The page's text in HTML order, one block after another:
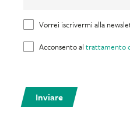
Vorrei iscrivermi alla
Acconsento al trattamento
Inviare